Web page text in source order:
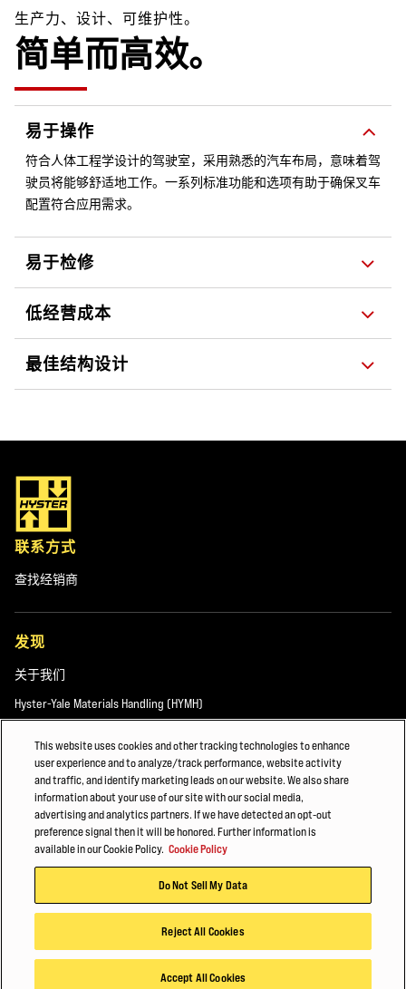
生产力、设计、可维护性。
简单而高效。
易于操作
符合人体工程学设计的驾驶室，采用熟悉的汽车布局，意味着驾
驶员将能够舒适地工作。一系列标准功能和选项有助于确保叉车
配置符合应用需求。
易于检修
低经营成本
最佳结构设计
联系方式
查找经销商
发现
关于我们
Hyster-Yale Materials Handling (HYMH)
职业发展
职业发展
© 2026 Hyster-Yale Materials Handling, Inc.，保留所有权利。
隐私政策 应用条款 Cookie政策
This website uses cookies and other tracking technologies to enhance
user experience and to analyze/track performance, website activity
and traffic, and identify marketing leads on our website. We also share
information about your use of our site with our social media,
advertising and analytics partners. If we have detected an opt-out
preference signal then it will be honored. Further information is
available in our Cookie Policy. Cookie Policy
Do Not Sell My Data
Reject All Cookies
Accept All Cookies